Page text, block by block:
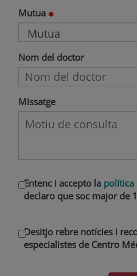
Mutua
Nom del doctor
Missatge
Entenc i accepto la política
declaro que soc major de
Desitjo rebre notícies i
especialistes de Centro